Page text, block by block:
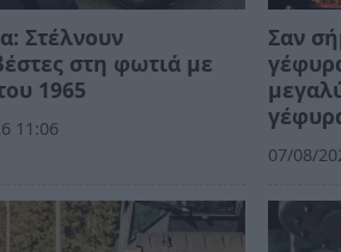
Στέλνουν
στη φωτιά με
1965
11:06
Σαν
07/08/